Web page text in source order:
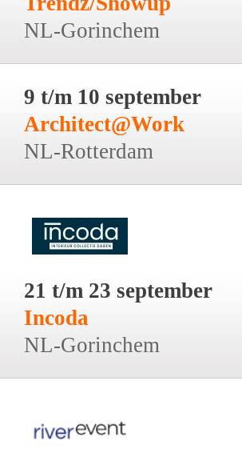
NL-Gorinchem
9 t/m 10 september
Architect@Work
NL-Rotterdam
21 t/m 23 september
Incoda
NL-Gorinchem